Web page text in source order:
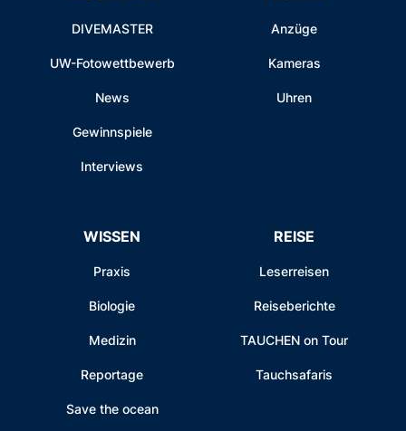
DIVEMASTER
UW-Fotowettbewerb
News
Gewinnspiele
Interviews
Anzüge
Kameras
Uhren
WISSEN
Praxis
Biologie
Medizin
Reportage
Save the ocean
REISE
Leserreisen
Reiseberichte
TAUCHEN on Tour
Tauchsafaris